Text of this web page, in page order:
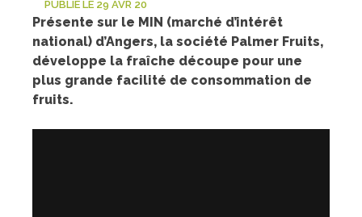
PUBLIÉ LE 29 AVR 20
Présente sur le MIN (marché d’intérêt
national) d’Angers, la société Palmer Fruits,
développe la fraîche découpe pour une
plus grande facilité de consommation de
fruits.